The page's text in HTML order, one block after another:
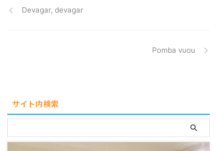
Devagar, devagar
Pomba vuou
サイト内検索